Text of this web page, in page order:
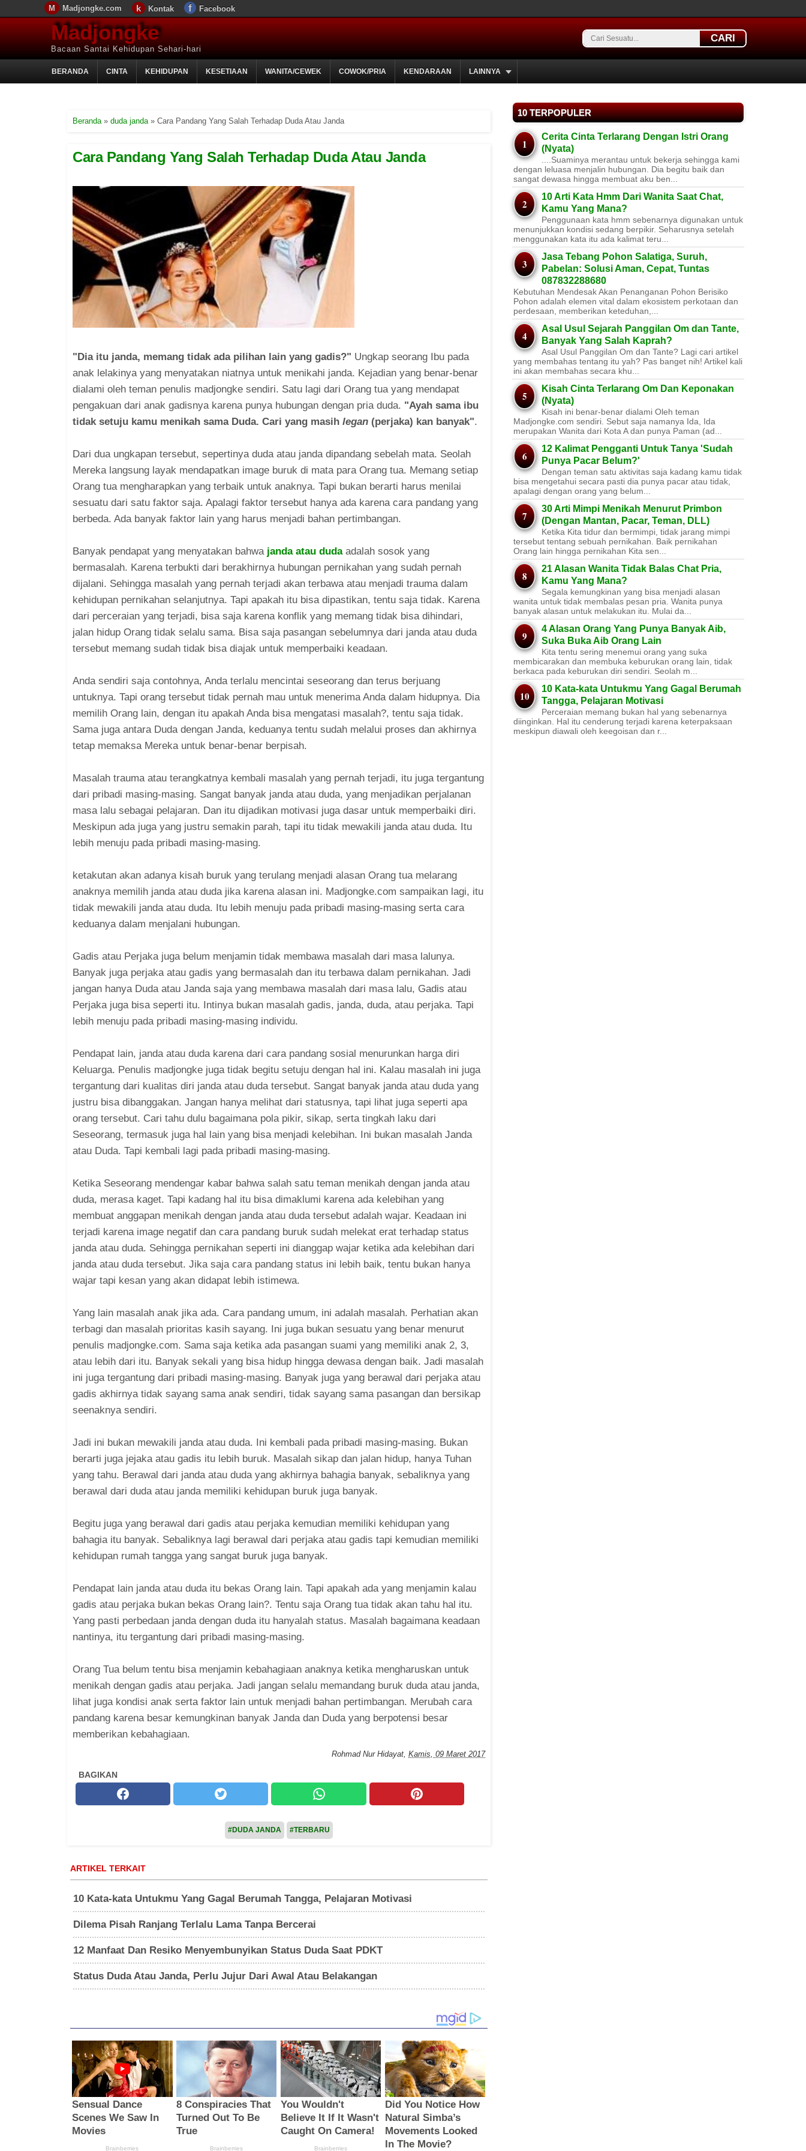
Madjongke.com Kontak Facebook
Madjongke
Bacaan Santai Kehidupan Sehari-hari
CARI
BERANDA CINTA KEHIDUPAN KESETIAAN WANITA/CEWEK COWOK/PRIA KENDARAAN LAINNYA
Beranda» duda janda» Cara Pandang Yang Salah Terhadap Duda Atau Janda
Cara Pandang Yang Salah Terhadap Duda Atau Janda
"Dia itu janda, memang tidak ada pilihan lain yang gadis?" Ungkap seorang Ibu pada
anak lelakinya yang menyatakan niatnya untuk menikahi janda. Kejadian yang benar-benar
dialami oleh teman penulis madjongke sendiri. Satu lagi dari Orang tua yang mendapat
pengakuan dari anak gadisnya karena punya hubungan dengan pria duda. "Ayah sama ibu
tidak setuju kamu menikah sama Duda. Cari yang masih legan (perjaka) kan banyak".
Dari dua ungkapan tersebut, sepertinya duda atau janda dipandang sebelah mata. Seolah
Mereka langsung layak mendapatkan image buruk di mata para Orang tua. Memang setiap
Orang tua mengharapkan yang terbaik untuk anaknya. Tapi bukan berarti harus menilai
sesuatu dari satu faktor saja. Apalagi faktor tersebut hanya ada karena cara pandang yang
berbeda. Ada banyak faktor lain yang harus menjadi bahan pertimbangan.
Banyak pendapat yang menyatakan bahwa janda atau dudaadalah sosok yang
bermasalah. Karena terbukti dari berakhirnya hubungan pernikahan yang sudah pernah
dijalani. Sehingga masalah yang pernah terjadi akan terbawa atau menjadi trauma dalam
kehidupan pernikahan selanjutnya. Tapi apakah itu bisa dipastikan, tentu saja tidak. Karena
dari perceraian yang terjadi, bisa saja karena konflik yang memang tidak bisa dihindari,
jalan hidup Orang tidak selalu sama. Bisa saja pasangan sebelumnya dari janda atau duda
tersebut memang sudah tidak bisa diajak untuk memperbaiki keadaan.
Anda sendiri saja contohnya, Anda terlalu mencintai seseorang dan terus berjuang
untuknya. Tapi orang tersebut tidak pernah mau untuk menerima Anda dalam hidupnya. Dia
memilih Orang lain, dengan itu apakah Anda bisa mengatasi masalah?, tentu saja tidak.
Sama juga antara Duda dengan Janda, keduanya tentu sudah melalui proses dan akhirnya
tetap memaksa Mereka untuk benar-benar berpisah.
Masalah trauma atau terangkatnya kembali masalah yang pernah terjadi, itu juga tergantung
dari pribadi masing-masing. Sangat banyak janda atau duda, yang menjadikan perjalanan
masa lalu sebagai pelajaran. Dan itu dijadikan motivasi juga dasar untuk memperbaiki diri.
Meskipun ada juga yang justru semakin parah, tapi itu tidak mewakili janda atau duda. Itu
lebih menuju pada pribadi masing-masing.
ketakutan akan adanya kisah buruk yang terulang menjadi alasan Orang tua melarang
anaknya memilih janda atau duda jika karena alasan ini. Madjongke.com sampaikan lagi, itu
tidak mewakili janda atau duda. Itu lebih menuju pada pribadi masing-masing serta cara
keduanya dalam menjalani hubungan.
Gadis atau Perjaka juga belum menjamin tidak membawa masalah dari masa lalunya.
Banyak juga perjaka atau gadis yang bermasalah dan itu terbawa dalam pernikahan. Jadi
jangan hanya Duda atau Janda saja yang membawa masalah dari masa lalu, Gadis atau
Perjaka juga bisa seperti itu. Intinya bukan masalah gadis, janda, duda, atau perjaka. Tapi
lebih menuju pada pribadi masing-masing individu.
Pendapat lain, janda atau duda karena dari cara pandang sosial menurunkan harga diri
Keluarga. Penulis madjongke juga tidak begitu setuju dengan hal ini. Kalau masalah ini juga
tergantung dari kualitas diri janda atau duda tersebut. Sangat banyak janda atau duda yang
justru bisa dibanggakan. Jangan hanya melihat dari statusnya, tapi lihat juga seperti apa
orang tersebut. Cari tahu dulu bagaimana pola pikir, sikap, serta tingkah laku dari
Seseorang, termasuk juga hal lain yang bisa menjadi kelebihan. Ini bukan masalah Janda
atau Duda. Tapi kembali lagi pada pribadi masing-masing.
Ketika Seseorang mendengar kabar bahwa salah satu teman menikah dengan janda atau
duda, merasa kaget. Tapi kadang hal itu bisa dimaklumi karena ada kelebihan yang
membuat anggapan menikah dengan janda atau duda tersebut adalah wajar. Keadaan ini
terjadi karena image negatif dan cara pandang buruk sudah melekat erat terhadap status
janda atau duda. Sehingga pernikahan seperti ini dianggap wajar ketika ada kelebihan dari
janda atau duda tersebut. Jika saja cara pandang status ini lebih baik, tentu bukan hanya
wajar tapi kesan yang akan didapat lebih istimewa.
Yang lain masalah anak jika ada. Cara pandang umum, ini adalah masalah. Perhatian akan
terbagi dan masalah prioritas kasih sayang. Ini juga bukan sesuatu yang benar menurut
penulis madjongke.com. Sama saja ketika ada pasangan suami yang memiliki anak 2, 3,
atau lebih dari itu. Banyak sekali yang bisa hidup hingga dewasa dengan baik. Jadi masalah
ini juga tergantung dari pribadi masing-masing. Banyak juga yang berawal dari perjaka atau
gadis akhirnya tidak sayang sama anak sendiri, tidak sayang sama pasangan dan bersikap
seenaknya sendiri.
Jadi ini bukan mewakili janda atau duda. Ini kembali pada pribadi masing-masing. Bukan
berarti juga jejaka atau gadis itu lebih buruk. Masalah sikap dan jalan hidup, hanya Tuhan
yang tahu. Berawal dari janda atau duda yang akhirnya bahagia banyak, sebaliknya yang
berawal dari duda atau janda memiliki kehidupan buruk juga banyak.
Begitu juga yang berawal dari gadis atau perjaka kemudian memiliki kehidupan yang
bahagia itu banyak. Sebaliknya lagi berawal dari perjaka atau gadis tapi kemudian memiliki
kehidupan rumah tangga yang sangat buruk juga banyak.
Pendapat lain janda atau duda itu bekas Orang lain. Tapi apakah ada yang menjamin kalau
gadis atau perjaka bukan bekas Orang lain?. Tentu saja Orang tua tidak akan tahu hal itu.
Yang pasti perbedaan janda dengan duda itu hanyalah status. Masalah bagaimana keadaan
nantinya, itu tergantung dari pribadi masing-masing.
Orang Tua belum tentu bisa menjamin kebahagiaan anaknya ketika mengharuskan untuk
menikah dengan gadis atau perjaka. Jadi jangan selalu memandang buruk duda atau janda,
lihat juga kondisi anak serta faktor lain untuk menjadi bahan pertimbangan. Merubah cara
pandang karena besar kemungkinan banyak Janda dan Duda yang berpotensi besar
memberikan kebahagiaan.
Rohmad Nur Hidayat, Kamis, 09 Maret 2017
BAGIKAN
#DUDA JANDA #TERBARU
ARTIKEL TERKAIT
10 Kata-kata Untukmu Yang Gagal Berumah Tangga, Pelajaran Motivasi
Dilema Pisah Ranjang Terlalu Lama Tanpa Bercerai
12 Manfaat Dan Resiko Menyembunyikan Status Duda Saat PDKT
Status Duda Atau Janda, Perlu Jujur Dari Awal Atau Belakangan
10 TERPOPULER
Cerita Cinta Terlarang Dengan Istri Orang
(Nyata)
....Suaminya merantau untuk bekerja sehingga kami
dengan leluasa menjalin hubungan. Dia begitu baik dan
sangat dewasa hingga membuat aku ben...
10 Arti Kata Hmm Dari Wanita Saat Chat,
Kamu Yang Mana?
Penggunaan kata hmm sebenarnya digunakan untuk
menunjukkan kondisi sedang berpikir. Seharusnya setelah
menggunakan kata itu ada kalimat teru...
Jasa Tebang Pohon Salatiga, Suruh,
Pabelan: Solusi Aman, Cepat, Tuntas
087832288680
Kebutuhan Mendesak Akan Penanganan Pohon Berisiko ​
Pohon adalah elemen vital dalam ekosistem perkotaan dan
perdesaan, memberikan keteduhan,...
Asal Usul Sejarah Panggilan Om dan Tante,
Banyak Yang Salah Kaprah?
Asal Usul Panggilan Om dan Tante? Lagi cari artikel
yang membahas tentang itu yah? Pas banget nih! Artikel kali
ini akan membahas secara khu...
Kisah Cinta Terlarang Om Dan Keponakan
(Nyata)
Kisah ini benar-benar dialami Oleh teman
Madjongke.com sendiri. Sebut saja namanya Ida, Ida
merupakan Wanita dari Kota A dan punya Paman (ad...
12 Kalimat Pengganti Untuk Tanya 'Sudah
Punya Pacar Belum?'
Dengan teman satu aktivitas saja kadang kamu tidak
bisa mengetahui secara pasti dia punya pacar atau tidak,
apalagi dengan orang yang belum...
30 Arti Mimpi Menikah Menurut Primbon
(Dengan Mantan, Pacar, Teman, DLL)
Ketika Kita tidur dan bermimpi, tidak jarang mimpi
tersebut tentang sebuah pernikahan. Baik pernikahan
Orang lain hingga pernikahan Kita sen...
21 Alasan Wanita Tidak Balas Chat Pria,
Kamu Yang Mana?
Segala kemungkinan yang bisa menjadi alasan
wanita untuk tidak membalas pesan pria. Wanita punya
banyak alasan untuk melakukan itu. Mulai da...
4 Alasan Orang Yang Punya Banyak Aib,
Suka Buka Aib Orang Lain
Kita tentu sering menemui orang yang suka
membicarakan dan membuka keburukan orang lain, tidak
berkaca pada keburukan diri sendiri. Seolah m...
10 Kata-kata Untukmu Yang Gagal Berumah
Tangga, Pelajaran Motivasi
Perceraian memang bukan hal yang sebenarnya
diinginkan. Hal itu cenderung terjadi karena keterpaksaan
meskipun diawali oleh keegoisan dan r...